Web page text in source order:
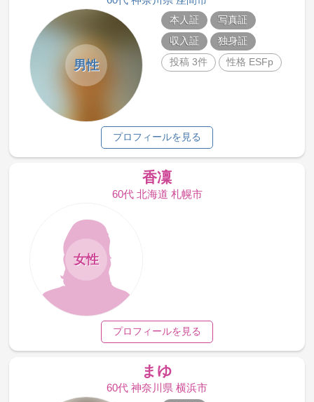
男性
本人証
写真証
収入証
独身証
投稿 3件
性格 ESFp
プロフィールを見る
香凜
60代 北海道 札幌市
女性
プロフィールを見る
まゆ
60代 神奈川県 横浜市